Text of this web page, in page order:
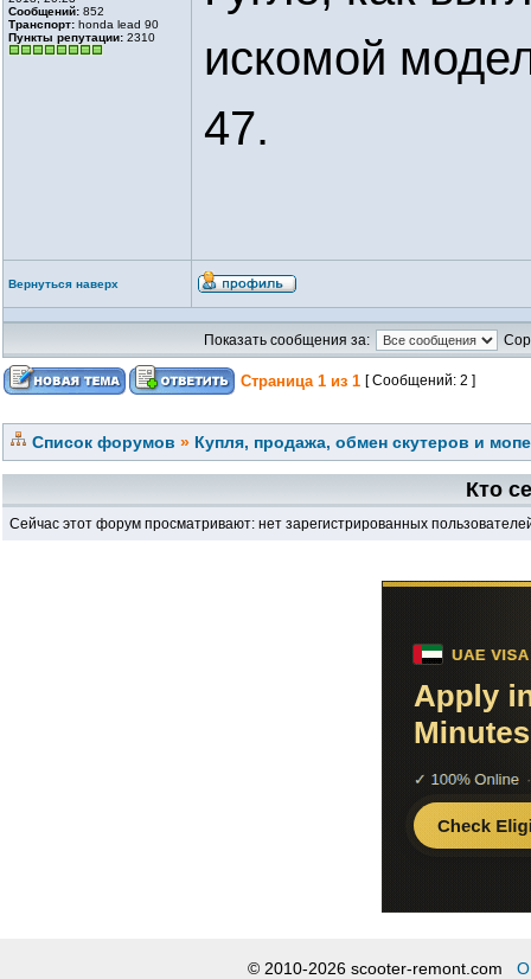
Сообщений: 852
Транспорт: honda lead 90
Пункты репутации: 2310
искомой
47.
Вернуться наверх
Показать сообщения за:
Страница 1 из 1 [ Сообщений: 2 ]
Список форумов » Купля, продажа, обмен скутеров и
Кто
Сейчас этот форум просматривают: нет зарегистрированных
© 2010-2026 scooter-remont.com О